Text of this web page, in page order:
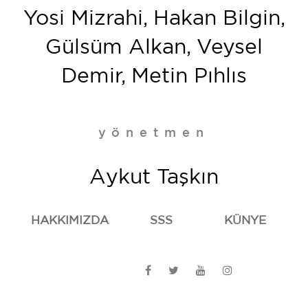
Yosi Mizrahi, Hakan Bilgin,
Gülsüm Alkan, Veysel
Demir, Metin Pıhlıs
yönetmen
Aykut Taşkın
HAKKIMIZDA SSS KÜNYE